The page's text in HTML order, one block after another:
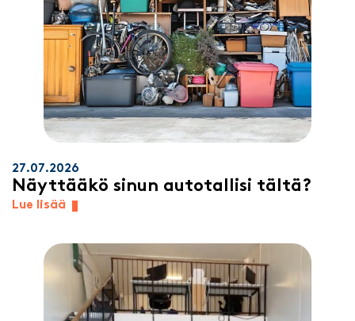
27.07.2026
Näyttääkö sinun autotallisi tältä?
Lue lisää